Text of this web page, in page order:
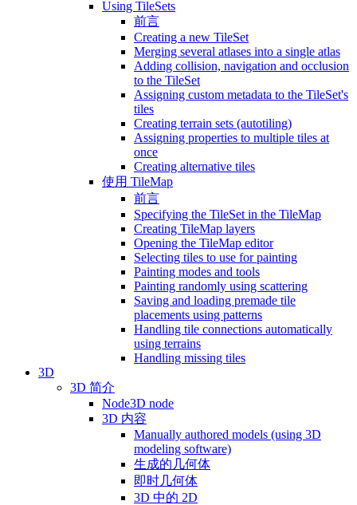
Using TileSets
前言
Creating a new TileSet
Merging several atlases into a single atlas
Adding collision, navigation and occlusion
to the TileSet
Assigning custom metadata to the TileSet's
tiles
Creating terrain sets (autotiling)
Assigning properties to multiple tiles at
once
Creating alternative tiles
使用 TileMap
前言
Specifying the TileSet in the TileMap
Creating TileMap layers
Opening the TileMap editor
Selecting tiles to use for painting
Painting modes and tools
Painting randomly using scattering
Saving and loading premade tile
placements using patterns
Handling tile connections automatically
using terrains
Handling missing tiles
3D
3D 简介
Node3D node
3D 内容
Manually authored models (using 3D
modeling software)
生成的几何体
即时几何体
3D 中的 2D